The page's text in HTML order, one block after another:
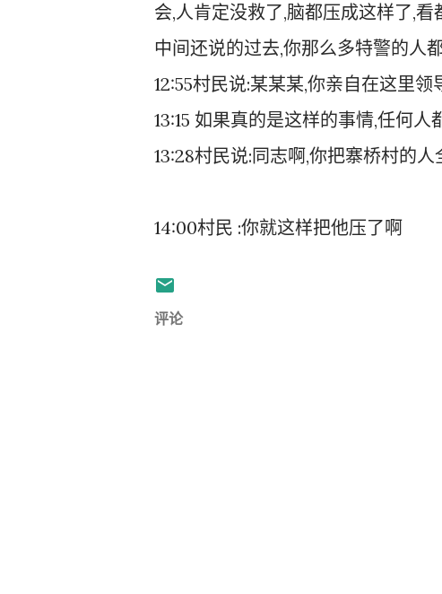
会,人肯定没救了,脑都压成这样了,
中间还说的过去,你那么多特警的人
12:55村民说:某某某,你亲自在这里领
13:15 如果真的是这样的事情,任何人
13:28村民说:同志啊,你把寨桥村的
14:00村民 :你就这样把他压了啊
评论